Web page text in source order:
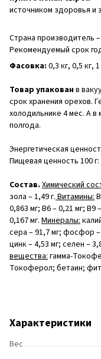
источником здоровья и
Страна производитель
Рекомендуемый срок
Фасовка: 0,3 кг, 0,5 кг, 1
Товар упакованв
срок хранения орехов.
холодильнике 4 мес. А в
полгода.
Энергетическая
Пищевая ценность 100
Состав. Химический
зола – 1,49 г. Витамины:
0,863 мг; В6 – 0,21 мг; В9
0,167 мг. Минералы:
сера – 91,7 мг; фосфор –
цинк – 4,53 мг; селен –
вещества: гамма-
Токоферол; бетаин;
Характеристики
Вес